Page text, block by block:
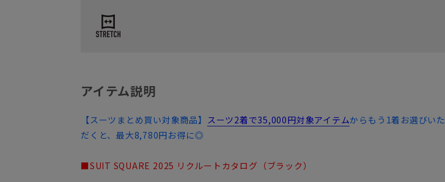
アイテム説明
【スーツまとめ買い対象商品】 スーツ2着で35,000円対象アイテムからもう1着お選びいた
だくと、最大8,780円お得に◎
■SUIT SQUARE 2025 リクルートカタログ（ブラック）